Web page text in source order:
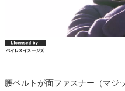
腰ベルトが面ファスナー（マジ